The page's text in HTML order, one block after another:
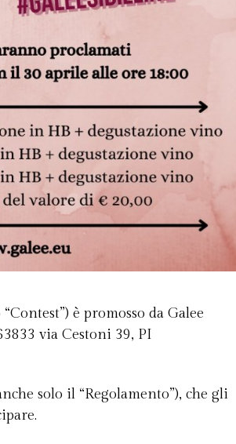
è promosso da Galee
via Cestoni 39, PI
solo il “Regolamento”), che gli